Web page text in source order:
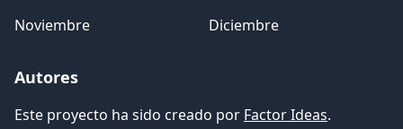
Noviembre
Diciembre
Autores
Este proyecto ha sido creado por Factor Ideas.